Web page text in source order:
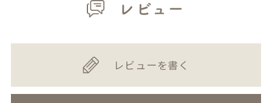
レビュー
レビューを書く